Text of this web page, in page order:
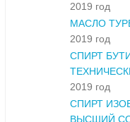
2019 год
МАСЛО
2019 год
СПИРТ
2019 год
СПИРТ
ВЫСШИЙ